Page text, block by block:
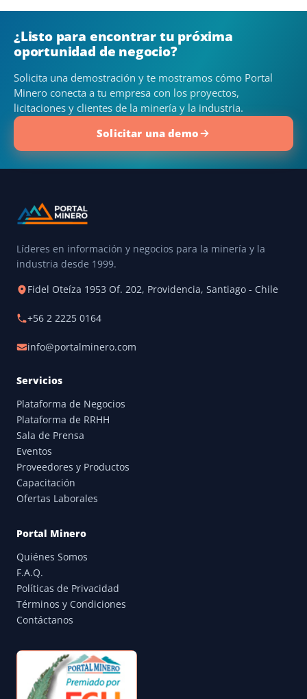
¿Listo para encontrar tu próxima
oportunidad de negocio?
Solicita una demostración y te mostramos cómo Portal
Minero conecta a tu empresa con los proyectos,
licitaciones y clientes de la minería y la industria.
Solicitar una demo
Líderes en información y negocios para la minería y la
industria desde 1999.
Fidel Oteíza 1953 Of. 202, Providencia, Santiago - Chile
+56 2 2225 0164
info@portalminero.com
Servicios
Plataforma de Negocios
Plataforma de RRHH
Sala de Prensa
Eventos
Proveedores y Productos
Capacitación
Ofertas Laborales
Portal Minero
Quiénes Somos
F.A.Q.
Políticas de Privacidad
Términos y Condiciones
Contáctanos